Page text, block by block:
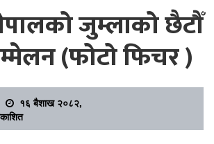
जुम्लाको छैटौँ
(फोटो फिचर )
१६ बैशाख २०८२,